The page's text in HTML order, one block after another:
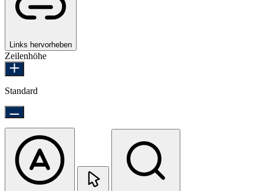
Links hervorheben
Zeilenhöhe
Standard